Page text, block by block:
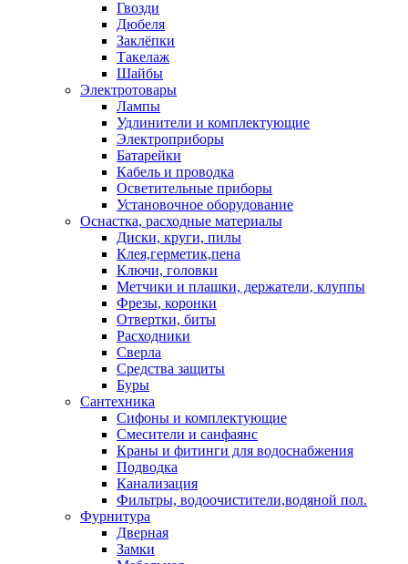
Гвозди
Дюбеля
Заклёпки
Такелаж
Шайбы
Электротовары
Лампы
Удлинители и комплектующие
Электроприборы
Батарейки
Кабель и проводка
Осветительные приборы
Установочное оборудование
Оснастка, расходные материалы
Диски, круги, пилы
Клея,герметик,пена
Ключи, головки
Метчики и плашки, держатели, клуппы
Фрезы, коронки
Отвертки, биты
Расходники
Сверла
Средства защиты
Буры
Сантехника
Сифоны и комплектующие
Смесители и санфаянс
Краны и фитинги для водоснабжения
Подводка
Канализация
Фильтры, водоочистители,водяной пол.
Фурнитура
Дверная
Замки